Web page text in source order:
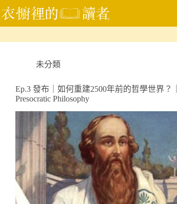
跳
至
要
未分類
Ep.3 發布｜如何重建2500年前的哲學世界？｜
Presocratic Philosophy